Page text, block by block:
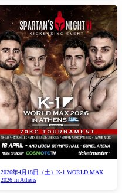
2026年4月18日（土）K-1 WORLD MAX
2026 in Athens